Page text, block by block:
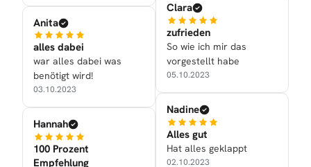
Anita
alles dabei
war alles dabei was
benötigt wird!
03.10.2023
Hannah
100 Prozent
Empfehlung
Clara
zufrieden
So wie ich mir das
vorgestellt habe
05.10.2023
Nadine
Alles gut
Hat alles geklappt
02.10.2023